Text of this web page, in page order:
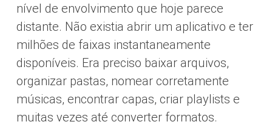
nível de envolvimento que hoje parece
distante. Não existia abrir um aplicativo e ter
milhões de faixas instantaneamente
disponíveis. Era preciso baixar arquivos,
organizar pastas, nomear corretamente
músicas, encontrar capas, criar playlists e
muitas vezes até converter formatos.